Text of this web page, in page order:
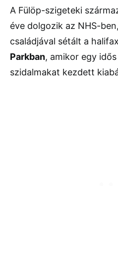
A Fülöp-szigeteki
éve dolgozik az NHS-
családjával sétált a
Parkban, amikor egy
szidalmakat kezdett